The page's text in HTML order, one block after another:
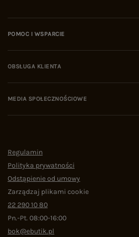
POMOC I WSPARCIE
OBSŁUGA KLIENTA
MEDIA SPOŁECZNOŚCIOWE
Regulamin
Polityka prywatności
Odstąpienie od umowy
Zarządzaj plikami cookie
22 290 10 80
Pn.-Pt. 08:00-16:00
bok@ebutik.pl